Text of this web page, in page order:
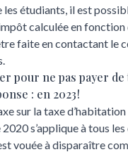
les étudiants, il est
calculée en fonction
faite en contactant le
pour ne pas payer de
: en 2023 !
sur la taxe
s’applique à tous
vouée à disparaître